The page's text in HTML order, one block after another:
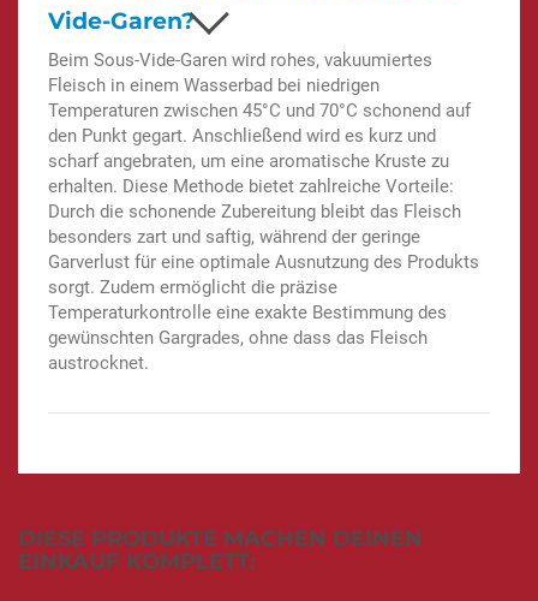
Vide-Garen?
Beim Sous-Vide-Garen wird rohes, vakuumiertes
Fleisch in einem Wasserbad bei niedrigen
Temperaturen zwischen 45°C und 70°C schonend auf
den Punkt gegart. Anschließend wird es kurz und
scharf angebraten, um eine aromatische Kruste zu
erhalten. Diese Methode bietet zahlreiche Vorteile:
Durch die schonende Zubereitung bleibt das Fleisch
besonders zart und saftig, während der geringe
Garverlust für eine optimale Ausnutzung des Produkts
sorgt. Zudem ermöglicht die präzise
Temperaturkontrolle eine exakte Bestimmung des
gewünschten Gargrades, ohne dass das Fleisch
austrocknet.
DIESE PRODUKTE MACHEN DEINEN
EINKAUF KOMPLETT: